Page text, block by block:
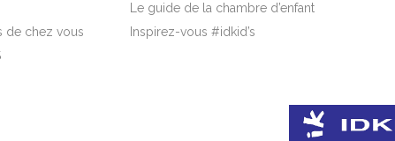
de chez vous
Le guide de la chambre d’enfant
Inspirez-vous #idkid’s